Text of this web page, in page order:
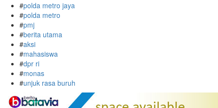
#polda metro jaya
#polda metro
#pmj
#berita utama
#aksi
#mahasiswa
#dpr ri
#monas
#unjuk rasa buruh